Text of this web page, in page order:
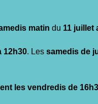
matin du 11 juillet
12h30. Les samedis de
les vendredis de